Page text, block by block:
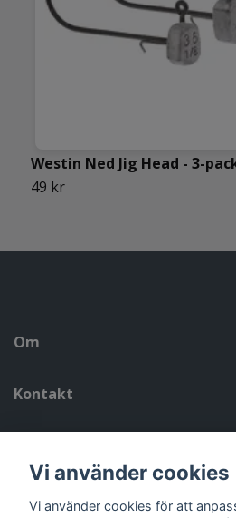
Westin Ned Jig Head - 3-
49 kr
Om
Kontakt
Sociala medier
Vi använder cookies
Vi använder cookies för att